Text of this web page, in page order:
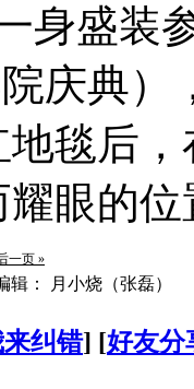
身盛装
庆典）
毯后
眼的位
一页 »
月小烧（张磊）
纠错] [好友分